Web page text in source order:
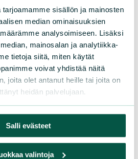
sisällön ja mainosten
median ominaisuuksien
analysoimiseen. Lisäksi
mainosalan ja analytiikka-
tietoja siitä, miten käytät
voivat yhdistää näitä
joita olet antanut heille tai joita on
heidän palvelujaan.
Salli evästeet
valintoja